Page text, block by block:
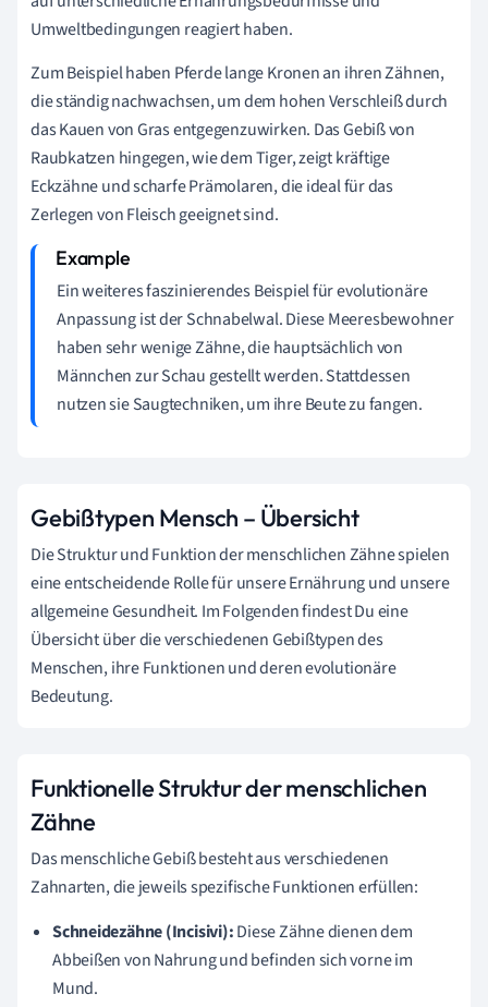
Umweltbedingungen reagiert haben.
Zum Beispiel haben Pferde lange Kronen an ihren Zähnen,
die ständig nachwachsen, um dem hohen Verschleiß durch
das Kauen von Gras entgegenzuwirken. Das Gebiß von
Raubkatzen hingegen, wie dem Tiger, zeigt kräftige
Eckzähne und scharfe Prämolaren, die ideal für das
Zerlegen von Fleisch geeignet sind.
Ein weiteres faszinierendes Beispiel für evolutionäre
Anpassung ist der Schnabelwal. Diese Meeresbewohner
haben sehr wenige Zähne, die hauptsächlich von
Männchen zur Schau gestellt werden. Stattdessen
nutzen sie Saugtechniken, um ihre Beute zu fangen.
Gebißtypen Mensch – Übersicht
Die Struktur und Funktion der menschlichen Zähne spielen
eine entscheidende Rolle für unsere Ernährung und unsere
allgemeine Gesundheit. Im Folgenden findest Du eine
Übersicht über die verschiedenen Gebißtypen des
Menschen, ihre Funktionen und deren evolutionäre
Bedeutung.
Funktionelle Struktur der menschlichen
Zähne
Das menschliche Gebiß besteht aus verschiedenen
Zahnarten, die jeweils spezifische Funktionen erfüllen:
Schneidezähne (Incisivi):Diese Zähne dienen dem
Abbeißen von Nahrung und befinden sich vorne im
Mund.